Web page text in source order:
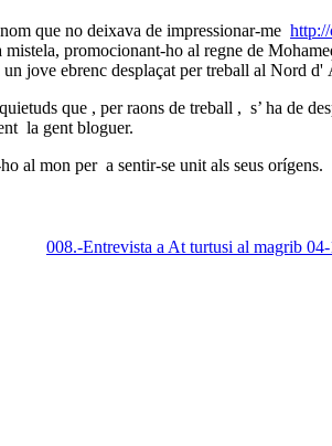
que no deixava de impressionar-me
promocionant-ho al regne de
jove ebrenc desplaçat per treball al Nord
que , per raons de treball , s’ ha de
la gent bloguer.
al mon per a sentir-se unit als seus orígens.
008.-Entrevista a At turtusi al magrib